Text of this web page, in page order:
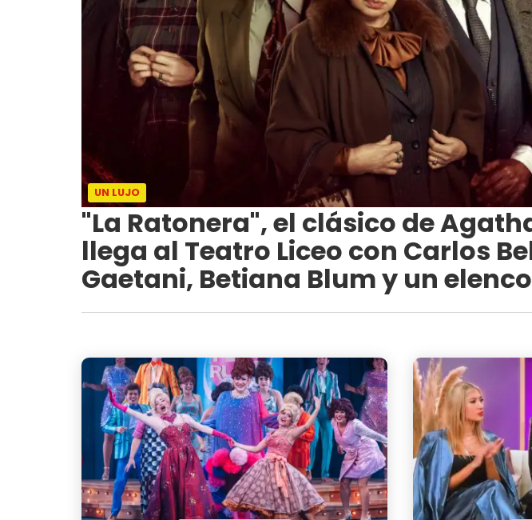
UN LUJO
"La Ratonera", el clásico de
llega al Teatro Liceo con Carlos
Gaetani, Betiana Blum y un